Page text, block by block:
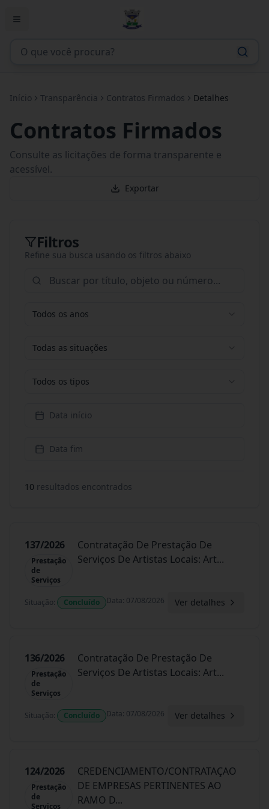
Início Transparência Contratos Firmados Detalhes
Contratos Firmados
Consulte as licitações de forma transparente e
acessível.
Exportar
Filtros
Refine sua busca usando os filtros abaixo
Todos os anos
Todas as situações
Todos os tipos
Data início
Data fim
10 resultados encontrados
137/2026
Prestação
de
Serviços
Contratação De Prestação De
Serviços De Artistas Locais: Art...
Situação: Concluído Data: 07/08/2026 Ver detalhes
136/2026
Prestação
de
Serviços
Contratação De Prestação De
Serviços De Artistas Locais: Art...
Situação: Concluído Data: 07/08/2026 Ver detalhes
124/2026
Prestação
de
Serviços
CREDENCIAMENTO/CONTRATAÇAO
DE EMPRESAS PERTINENTES AO
RAMO D...